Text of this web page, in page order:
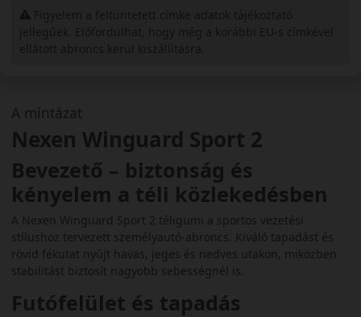
A mintázat
Nexen Winguard Sport 2
Bevezető – biztonság és
kényelem a téli közlekedésben
A Nexen Winguard Sport 2 téligumi a sportos vezetési
stílushoz tervezett személyautó-abroncs. Kiváló tapadást és
rövid fékutat nyújt havas, jeges és nedves utakon, miközben
stabilitást biztosít nagyobb sebességnél is.
Futófelület és tapadás